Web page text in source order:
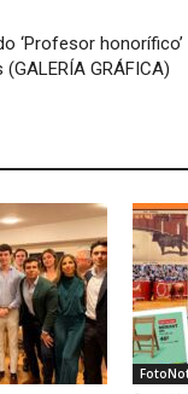
‘Profesor honorífico’
GRÁFICA)